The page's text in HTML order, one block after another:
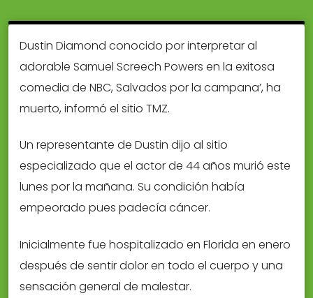
Dustin Diamond conocido por interpretar al
adorable Samuel Screech Powers en la exitosa
comedia de NBC, Salvados por la campana’, ha
muerto, informó el sitio TMZ.
Un representante de Dustin dijo al sitio
especializado que el actor de 44 años murió este
lunes por la mañana. Su condición había
empeorado pues padecía cáncer.
Inicialmente fue hospitalizado en Florida en enero
después de sentir dolor en todo el cuerpo y una
sensación general de malestar.